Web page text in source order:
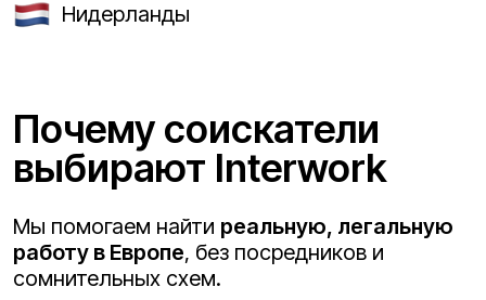
Нидерланды
Почему соискатели
выбирают Interwork
Мы помогаем найти реальную, легальную
работу в Европе, без посредников и
сомнительных схем.